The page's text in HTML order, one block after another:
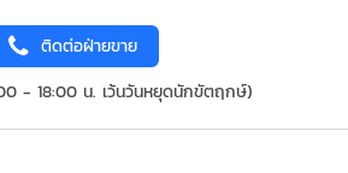
ติดต่อฝ่ายขาย
- 18:00 น. เว้นวันหยุดนักขัตฤกษ์)